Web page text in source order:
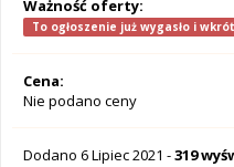
Ważność oferty:
To ogłoszenie już wygasło i
Cena:
Nie podano ceny
Dodano 6 Lipiec 2021 -319